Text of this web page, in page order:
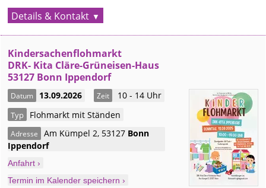
Details & Kontakt
Kindersachenflohmarkt
DRK- Kita Cläre-Grüneisen-Haus
53127 Bonn Ippendorf
Datum 13.09.2026 Zeit 10 - 14 Uhr
Typ Flohmarkt mit Ständen
Adresse Am Kümpel 2, 53127 Bonn
Ippendorf
Anfahrt ›
Termin im Kalender speichern ›